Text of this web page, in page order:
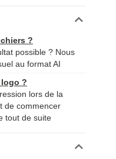
?
possible ? Nous
au format AI
?
lors de la
de commencer
tout de suite